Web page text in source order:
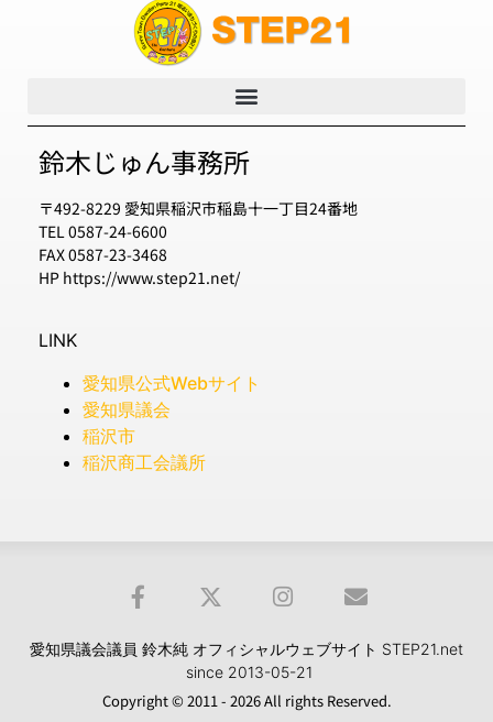
鈴木じゅん事務所
〒492-8229 愛知県稲沢市稲島十一丁目24番地
TEL 0587-24-6600
FAX 0587-23-3468
HP https://www.step21.net/
LINK
愛知県公式Webサイト
愛知県議会
稲沢市
稲沢商工会議所
愛知県議会議員 鈴木純 オフィシャルウェブサイト STEP21.net
since 2013-05-21
Copyright © 2011 - 2026 All rights Reserved.